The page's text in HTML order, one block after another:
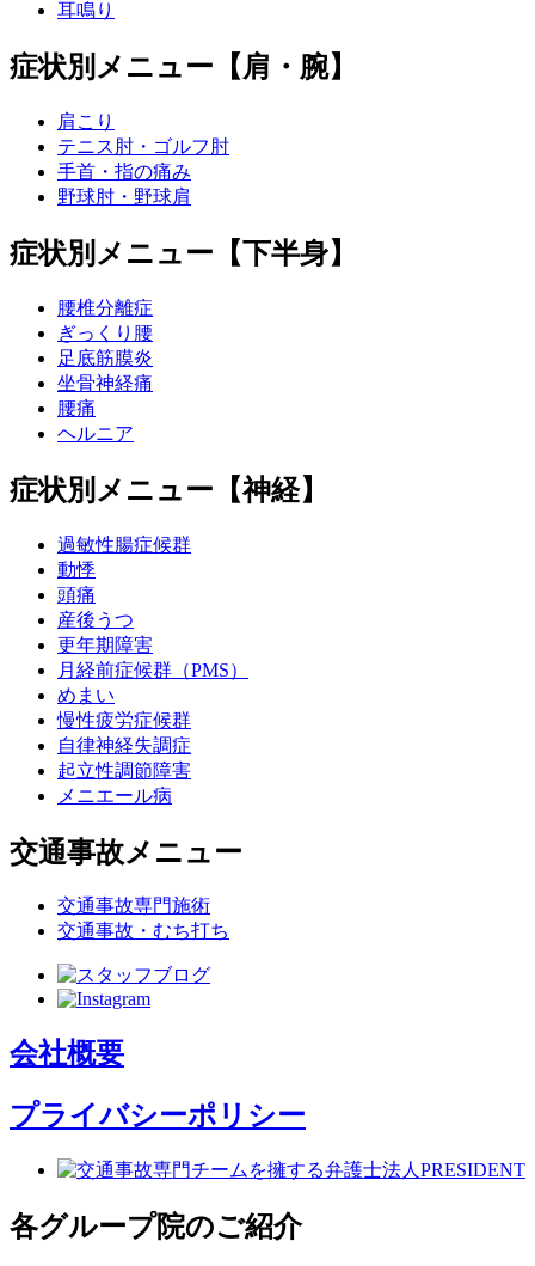
耳鳴り
症状別メニュー【肩・腕】
肩こり
テニス肘・ゴルフ肘
手首・指の痛み
野球肘・野球肩
症状別メニュー【下半身】
腰椎分離症
ぎっくり腰
足底筋膜炎
坐骨神経痛
腰痛
ヘルニア
症状別メニュー【神経】
過敏性腸症候群
動悸
頭痛
産後うつ
更年期障害
月経前症候群（PMS）
めまい
慢性疲労症候群
自律神経失調症
起立性調節障害
メニエール病
交通事故メニュー
交通事故専門施術
交通事故・むち打ち
会社概要
プライバシーポリシー
各グループ院のご紹介